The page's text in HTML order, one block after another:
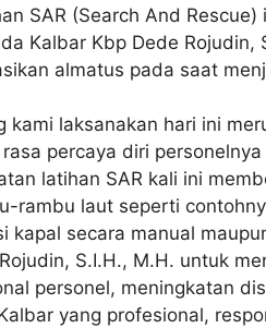
SAR (Search And
Kalbar Kbp Dede
almatus pada saat
kami laksanakan hari ini
percaya diri
latihan SAR kali ini
rambu laut seperti
kapal secara manual
S.I.H., M.H. untuk
personel, meningkatan
yang profesional,